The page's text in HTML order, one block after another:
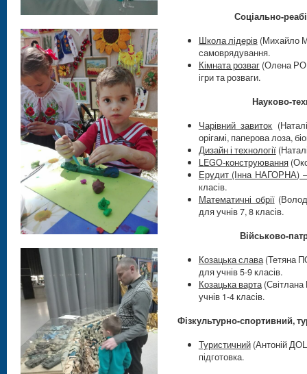
Соціально-
Школа лідерів(Михайло
самоврядування.
Кімната розваг(Олена
ігри та розваги.
Науково-
Чарівний завиток
орігамі, паперова лоза,
Дизайн і технології
LEGO-конструювання
Ерудит (Інна НАГОРНА) –
класів.
Математичні обрії
для учнів 7, 8 класів.
Військово-
Козацька слава(Тетяна
для учнів 5-9 класів.
Козацька варта
учнів 1-4 класів.
Фізкультурно-спортивний,
Туристичний(Антоній
підготовка.